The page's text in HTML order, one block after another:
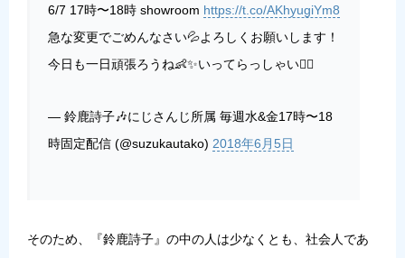
6/7 17時〜18時 showroom https://t.co/AKhyugiYm8
急な変更でごめんなさい💦よろしくお願いします！
今日も一日頑張ろうね👶✨いってらっしゃい✋🏻
— 鈴鹿詩子🎶にじさんじ所属 毎週水&金17時〜18
時固定配信 (@suzukautako) 2018年6月5日
そのため、『鈴鹿詩子』の中の人は少なくとも、社会人であ